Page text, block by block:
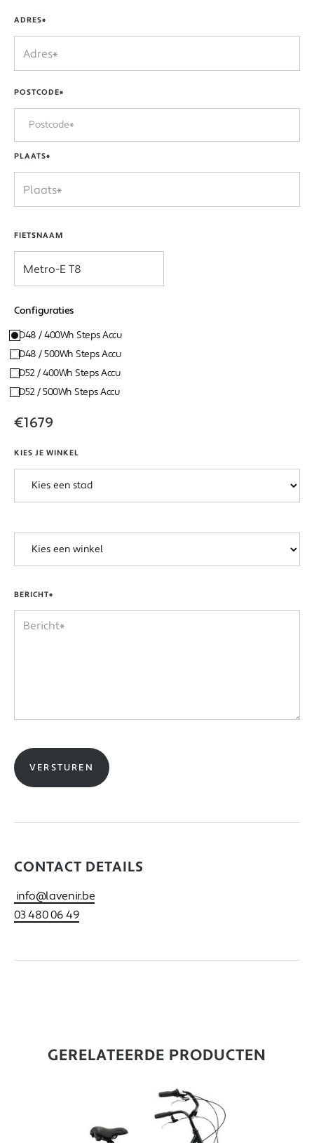
ADRES*
POSTCODE*
PLAATS*
FIETSNAAM
Configuraties
D48 / 400Wh Steps Accu
D48 / 500Wh Steps Accu
D52 / 400Wh Steps Accu
D52 / 500Wh Steps Accu
€1679
KIES JE WINKEL
BERICHT*
CONTACT DETAILS
info@lavenir.be
03 480 06 49
GERELATEERDE PRODUCTEN